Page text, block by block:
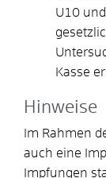
U10
Kasse
Hinweise
Im Rahmen
auch eine
Impfungen